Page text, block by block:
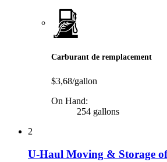
Carburant de remplacement
$3,68/gallon
On Hand:
254 gallons
2
U-Haul Moving & Storage